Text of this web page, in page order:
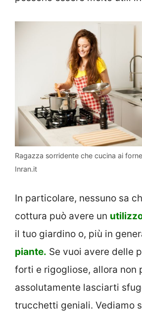
Ragazza sorridente che cucina ai
Inran.it
In particolare, nessuno sa
cottura può avere un
il tuo giardino o, più in
piante. Se vuoi avere delle
forti e rigogliose, allora non
assolutamente lasciarti
trucchetti geniali. Vediamo